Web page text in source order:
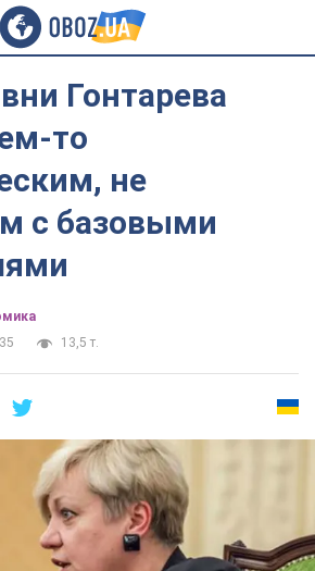
Гонтарева
то
не
с базовыми
13,5 т.